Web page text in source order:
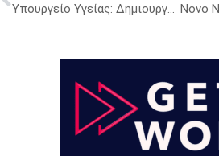
Υπουργείο Υγείας: Δημιουργούνται αυτοτελή τμήματα για κλινικές μελέτες στα δημόσια νοσοκομεία – Πώς θα στελεχωθούν